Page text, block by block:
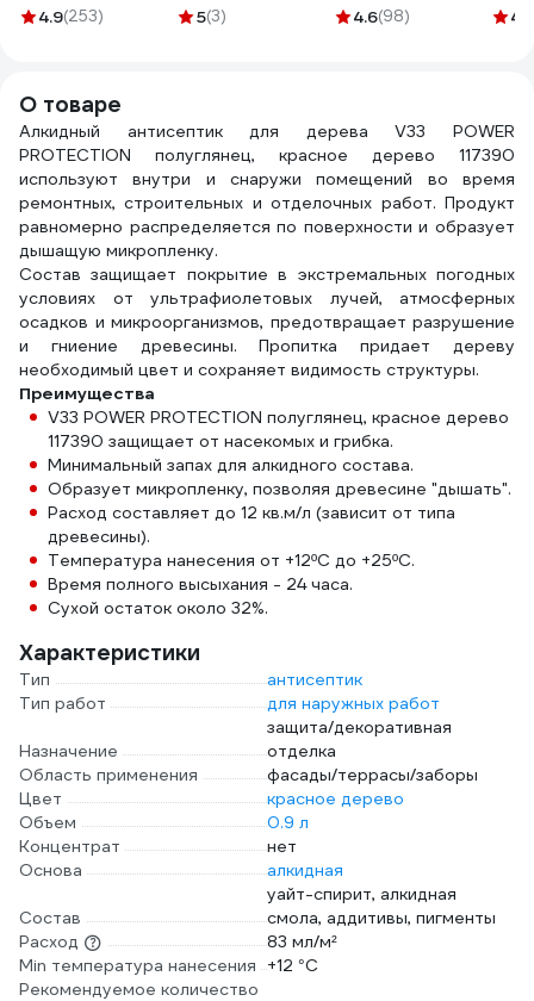
4.9(253)
с ручкой, ворс 12
5(3)
01032-100
4.6(98)
4 4.9
О товаре
Алкидный антисептик для дерева V33 POWER
PROTECTION полуглянец, красное дерево 117390
используют внутри и снаружи помещений во время
ремонтных, строительных и отделочных работ. Продукт
равномерно распределяется по поверхности и образует
дышащую микропленку.
Состав защищает покрытие в экстремальных погодных
условиях от ультрафиолетовых лучей, атмосферных
осадков и микроорганизмов, предотвращает разрушение
и гниение древесины. Пропитка придает дереву
необходимый цвет и сохраняет видимость структуры.
Преимущества
V33 POWER PROTECTION полуглянец, красное дерево
117390 защищает от насекомых и грибка.
Минимальный запах для алкидного состава.
Образует микропленку, позволяя древесине "дышать".
Расход составляет до 12 кв.м/л (зависит от типа
древесины).
Температура нанесения от +12ºC до +25ºC.
Время полного высыхания - 24 часа.
Сухой остаток около 32%.
Характеристики
Тип
антисептик
Тип работ
для наружных работ
Назначение
защита/декоративная
отделка
Область применения
фасады/террасы/заборы
Цвет
красное дерево
Объем
0.9 л
Концентрат
нет
Основа
алкидная
Состав
уайт-спирит, алкидная
смола, аддитивы, пигменты
Расход
83 мл/м²
Min температура нанесения
+12 °С
Рекомендуемое количество